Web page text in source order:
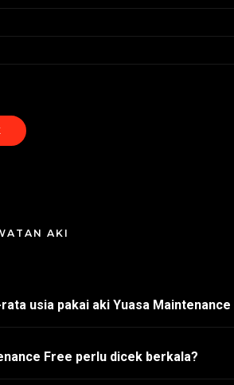
AKI
usia pakai aki Yuasa Maintenance
Free perlu dicek berkala?